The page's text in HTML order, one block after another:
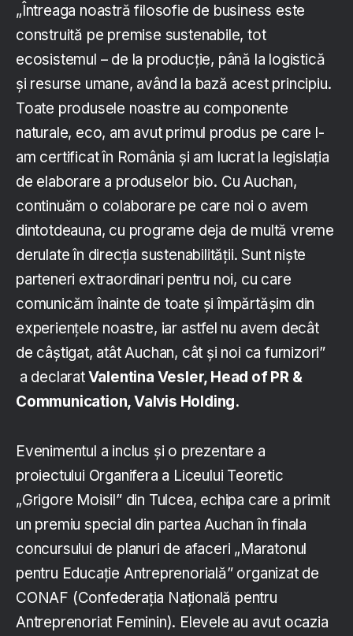
„Întreaga noastră filosofie de business este
construită pe premise sustenabile, tot
ecosistemul – de la producție, până la logistică
și resurse umane, având la bază acest principiu.
Toate produsele noastre au componente
naturale, eco, am avut primul produs pe care l-
am certificat în România și am lucrat la legislația
de elaborare a produselor bio. Cu Auchan,
continuăm o colaborare pe care noi o avem
dintotdeauna, cu programe deja de multă vreme
derulate în direcția sustenabilității. Sunt niște
parteneri extraordinari pentru noi, cu care
comunicăm înainte de toate și împărtășim din
experiențele noastre, iar astfel nu avem decât
de câștigat, atât Auchan, cât și noi ca furnizori”
a declaratValentina Vesler, Head of PR &
Communication, Valvis Holding.
Evenimentul a inclus și o prezentare a
proiectului Organifera a Liceului Teoretic
„Grigore Moisil” din Tulcea, echipa care a primit
un premiu special din partea Auchan în finala
concursului de planuri de afaceri „Maratonul
pentru Educație Antreprenorială” organizat de
CONAF (Confederația Națională pentru
Antreprenoriat Feminin). Elevele au avut ocazia